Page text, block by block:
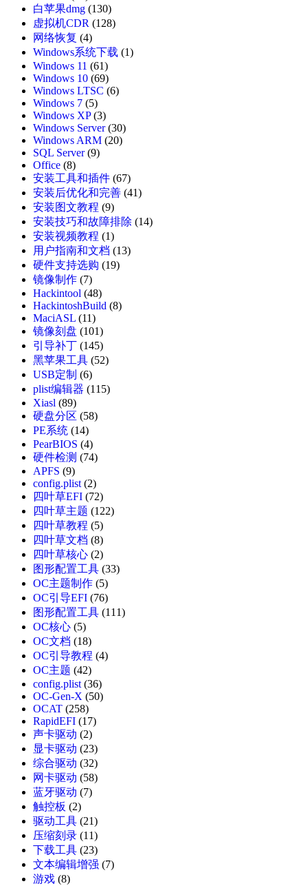
白苹果dmg (130)
虚拟机CDR (128)
网络恢复 (4)
Windows系统下载 (1)
Windows 11 (61)
Windows 10 (69)
Windows LTSC (6)
Windows 7 (5)
Windows XP(3)
Windows Server(30)
Windows ARM (20)
SQL Server(9)
Office (8)
安装工具和插件 (67)
安装后优化和完善 (41)
安装图文教程 (9)
安装技巧和故障排除 (14)
安装视频教程 (1)
用户指南和文档 (13)
硬件支持选购 (19)
镜像制作 (7)
Hackintool (48)
HackintoshBuild (8)
MaciASL (11)
镜像刻盘 (101)
引导补丁 (145)
黑苹果工具 (52)
USB定制 (6)
plist编辑器 (115)
Xiasl (89)
硬盘分区 (58)
PE系统 (14)
PearBIOS (4)
硬件检测 (74)
APFS (9)
config.plist(2)
四叶草EFI (72)
四叶草主题 (122)
四叶草教程 (5)
四叶草文档 (8)
四叶草核心 (2)
图形配置工具 (33)
OC主题制作 (5)
OC引导EFI (76)
图形配置工具 (111)
OC核心 (5)
OC文档 (18)
OC引导教程 (4)
OC主题 (42)
config.plist(36)
OC-Gen-X (50)
OCAT (258)
RapidEFI (17)
声卡驱动 (2)
显卡驱动 (23)
综合驱动 (32)
网卡驱动 (58)
蓝牙驱动 (7)
触控板 (2)
驱动工具 (21)
压缩刻录 (11)
下载工具 (23)
文本编辑增强 (7)
游戏 (8)